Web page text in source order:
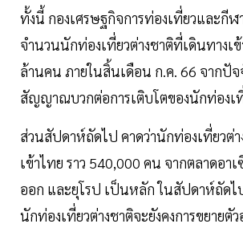
ทั้งนี้ กองเศรษฐกิจการท่องเที่ยวและกี
จำนวนนักท่องเที่ยวต่างชาติที่เดินทางเ
ล้านคน ภายในสิ้นเดือน ก.ค. 66 จากปัจ
สัญญาณบวกต่อการเติบโตของนักท่องเที่
ส่วนสัปดาห์ถัดไป คาดว่านักท่องเที่ยวต่า
เข้าไทย ราว 540,000 คน จากตลาดอา
ออก และยุโรป เป็นหลัก ในสัปดาห์ถัดไ
นักท่องเที่ยวต่างชาติจะยังคงการขยายตั